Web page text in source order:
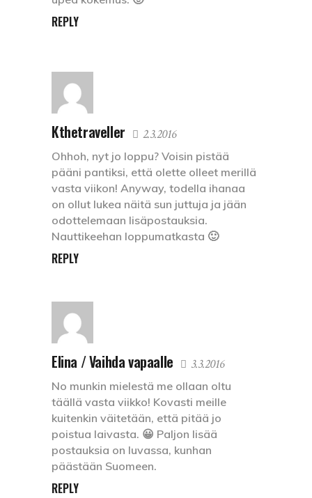
REPLY
Kthetraveller 2.3.2016
Ohhoh, nyt jo loppu? Voisin pistää
pääni pantiksi, että olette olleet merillä
vasta viikon! Anyway, todella ihanaa
on ollut lukea näitä sun juttuja ja jään
odottelemaan lisäpostauksia.
Nauttikeehan loppumatkasta 🙂
REPLY
Elina / Vaihda vapaalle 3.3.2016
No munkin mielestä me ollaan oltu
täällä vasta viikko! Kovasti meille
kuitenkin väitetään, että pitää jo
poistua laivasta. 😀 Paljon lisää
postauksia on luvassa, kunhan
päästään Suomeen.
REPLY